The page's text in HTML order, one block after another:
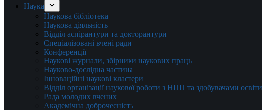
Наука
Наукова бібліотека
Наукова діяльність
Відділ аспірантури та докторантури
Спеціалізовані вчені ради
Конференції
Наукові журнали, збірники наукових праць
Науково-дослідна частина
Інноваційні наукові кластери
Відділ організації наукової роботи з НПП та здобувачами освіти
Рада молодих вчених
Академічна доброчесність